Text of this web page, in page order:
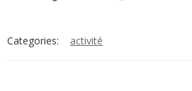
Categories: activité